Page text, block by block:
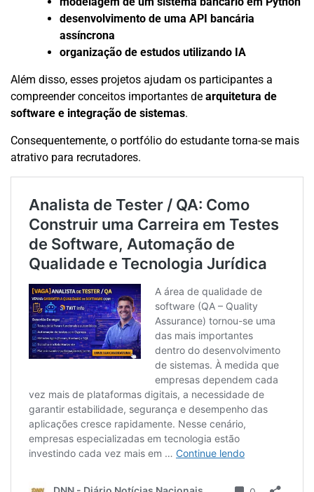
desenvolvimento de uma API bancária
assíncrona
organização de estudos utilizando IA
Além disso, esses projetos ajudam os participantes a
compreender conceitos importantes de arquitetura de
software e integração de sistemas.
Consequentemente, o portfólio do estudante torna-se mais
atrativo para recrutadores.